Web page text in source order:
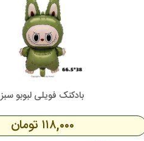
بادکنک فویلی لبوبو سبز
۱۱۸,۰۰۰ تومان